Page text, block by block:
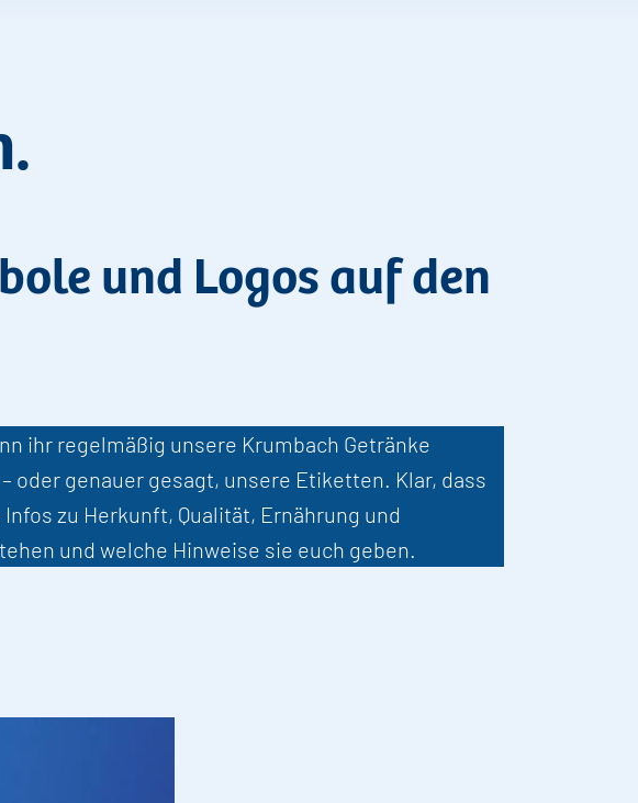
und Logos auf den
ihr regelmäßig unsere Krumbach Getränke
oder genauer gesagt, unsere Etiketten. Klar, dass
zu Herkunft, Qualität, Ernährung und
und welche Hinweise sie euch geben.